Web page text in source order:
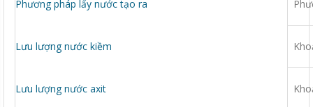
Phương pháp lấy nước tạo ra
Lưu lượng nước kiềm
Lưu lượng nước axit